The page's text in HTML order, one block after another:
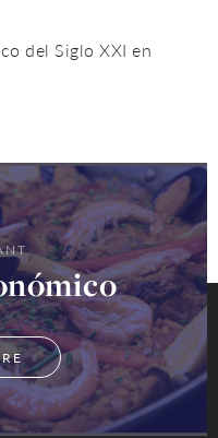
del Siglo XXI en